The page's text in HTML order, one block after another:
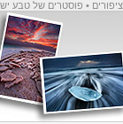
• פוסטרים של